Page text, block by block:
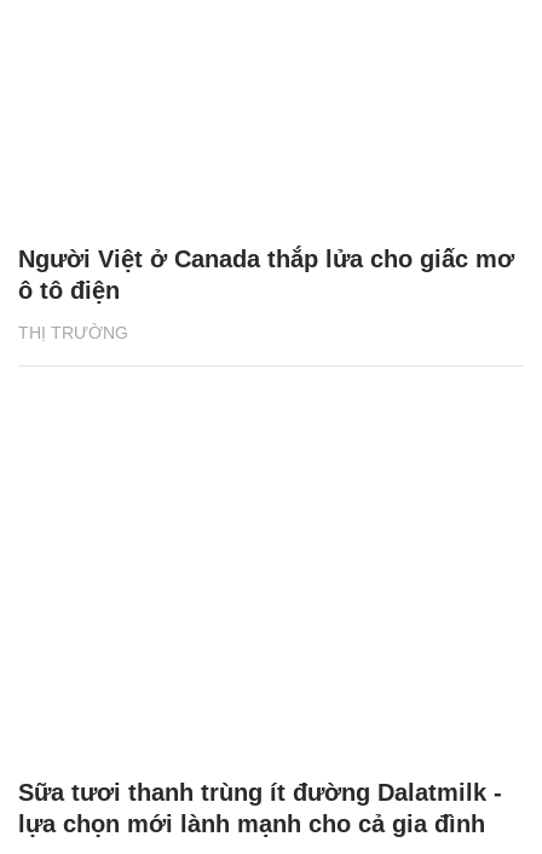
THỊ TRƯỜNG
Người Việt ở Canada thắp lửa cho giấc mơ
ô tô điện
Sữa tươi thanh trùng ít đường Dalatmilk -
lựa chọn mới lành mạnh cho cả gia đình